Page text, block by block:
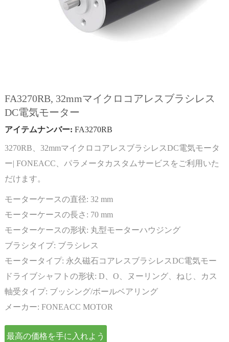
FA3270RB, 32mmマイクロコアレスブラシレス
DC電気モーター
アイテムナンバー: FA3270RB
3270RB、32mmマイクロコアレスブラシレスDC電気モータ
ー| FONEACC、パラメータカスタムサービスをご利用いた
だけます。
モーターケースの直径: 32 mm
モーターケースの長さ: 70 mm
モーターケースの形状: 丸型モーターハウジング
ブラシタイプ: ブラシレス
モータータイプ: 永久磁石コアレスブラシレスDC電気モー
ター
ドライブシャフトの形状: D、O、ヌーリング、ねじ、カス
タマイズ
軸受タイプ: ブッシング/ボールベアリング
メーカー: FONEACC MOTOR
最高の価格を手に入れよう